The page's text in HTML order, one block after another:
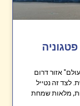
אזור דרום
לצד זה נטייל
מלאות שמחת